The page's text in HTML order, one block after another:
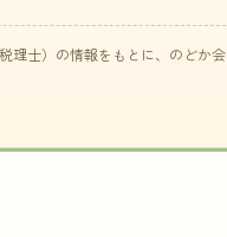
理士）の情報をもとに、のどか会